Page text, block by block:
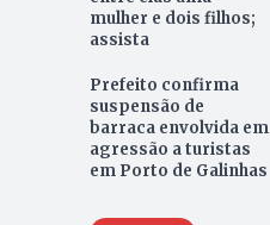
mulher e dois filhos;
assista
Prefeito confirma
suspensão de
barraca envolvida em
agressão a turistas
em Porto de Galinhas